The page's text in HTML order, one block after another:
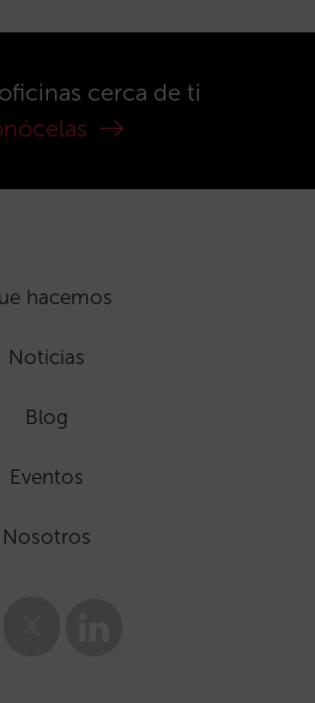
cerca de ti
hacemos
Noticias
Blog
Eventos
Nosotros